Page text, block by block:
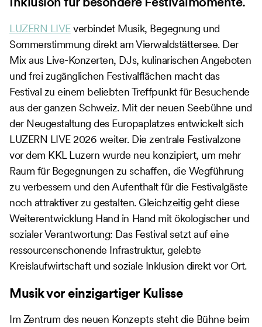
LUZERN LIVEverbindet Musik, Begegnung und
Sommerstimmung direkt am Vierwaldstättersee. Der
Mix aus Live-Konzerten, DJs, kulinarischen Angeboten
und frei zugänglichen Festivalflächen macht das
Festival zu einem beliebten Treffpunkt für Besuchende
aus der ganzen Schweiz. Mit der neuen Seebühne und
der Neugestaltung des Europaplatzes entwickelt sich
LUZERN LIVE 2026 weiter. Die zentrale Festivalzone
vor dem KKL Luzern wurde neu konzipiert, um mehr
Raum für Begegnungen zu schaffen, die Wegführung
zu verbessern und den Aufenthalt für die Festivalgäste
noch attraktiver zu gestalten. Gleichzeitig geht diese
Weiterentwicklung Hand in Hand mit ökologischer und
sozialer Verantwortung: Das Festival setzt auf eine
ressourcenschonende Infrastruktur, gelebte
Kreislaufwirtschaft und soziale Inklusion direkt vor Ort.
Musik vor einzigartiger Kulisse
Im Zentrum des neuen Konzepts steht die Bühne beim